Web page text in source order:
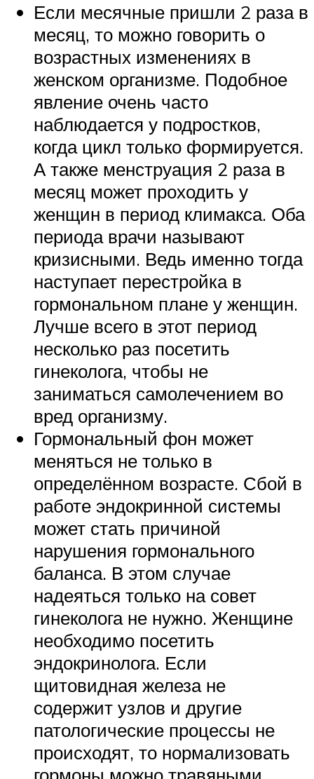
Если месячные пришли 2 раза в
месяц, то можно говорить о
возрастных изменениях в
женском организме. Подобное
явление очень часто
наблюдается у подростков,
когда цикл только формируется.
А также менструация 2 раза в
месяц может проходить у
женщин в период климакса. Оба
периода врачи называют
кризисными. Ведь именно тогда
наступает перестройка в
гормональном плане у женщин.
Лучше всего в этот период
несколько раз посетить
гинеколога, чтобы не
заниматься самолечением во
вред организму.
Гормональный фон может
меняться не только в
определённом возрасте. Сбой в
работе эндокринной системы
может стать причиной
нарушения гормонального
баланса. В этом случае
надеяться только на совет
гинеколога не нужно. Женщине
необходимо посетить
эндокринолога. Если
щитовидная железа не
содержит узлов и другие
патологические процессы не
происходят, то нормализовать